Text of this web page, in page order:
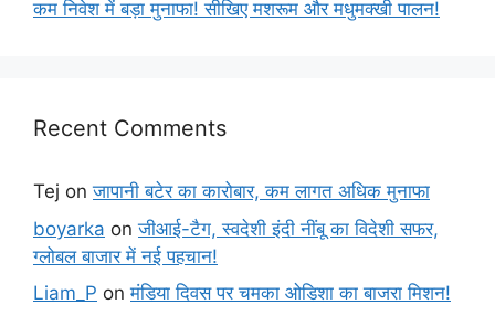
कम निवेश में बड़ा मुनाफा! सीखिए मशरूम और मधुमक्खी पालन!
Recent Comments
Tej onजापानी बटेर का कारोबार, कम लागत अधिक मुनाफा
boyarka onजीआई-टैग, स्वदेशी इंदी नींबू का विदेशी सफर,
ग्लोबल बाजार में नई पहचान!
Liam_P onमंडिया दिवस पर चमका ओडिशा का बाजरा मिशन!